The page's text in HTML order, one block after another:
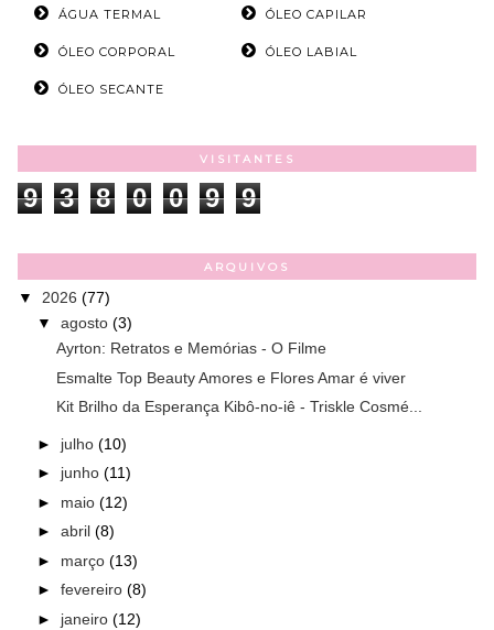
ÁGUA TERMAL ÓLEO CAPILAR
ÓLEO CORPORAL ÓLEO LABIAL
ÓLEO SECANTE
VISITANTES
9 3 8 0 0 9 9
ARQUIVOS
▼ 2026 (77)
▼ agosto (3)
Ayrton: Retratos e Memórias - O Filme
Esmalte Top Beauty Amores e Flores Amar é viver
Kit Brilho da Esperança Kibô-no-iê - Triskle Cosmé...
► julho (10)
► junho (11)
► maio (12)
► abril (8)
► março (13)
► fevereiro (8)
► janeiro (12)